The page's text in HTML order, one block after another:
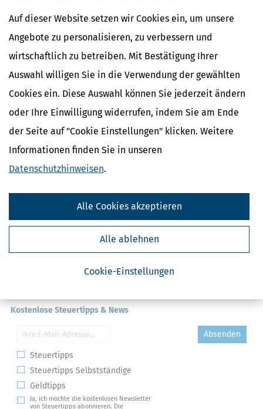
Auf dieser Website setzen wir Cookies ein, um unsere
Angebote zu personalisieren, zu verbessern und
wirtschaftlich zu betreiben. Mit Bestätigung Ihrer
Auswahl willigen Sie in die Verwendung der gewählten
Cookies ein. Diese Auswahl können Sie jederzeit ändern
oder Ihre Einwilligung widerrufen, indem Sie am Ende
der Seite auf "Cookie Einstellungen" klicken. Weitere
Informationen finden Sie in unseren
Datenschutzhinweisen.
Cookie-Einstellungen
Alle ablehnen
Alle Cookies akzeptieren
Krankheit, Betreuung & Pflege
Verwandte Lexikon-Begriffe
ElterngeldPlus
Unterhaltshöchstbetrag
Auslandskinder
Kostenlose Steuertipps & News
Absenden
Steuertipps
Steuertipps Selbstständige
Geldtipps
Ja, ich möchte die kostenlosen Newsletter
von Steuertipps abonnieren. Die